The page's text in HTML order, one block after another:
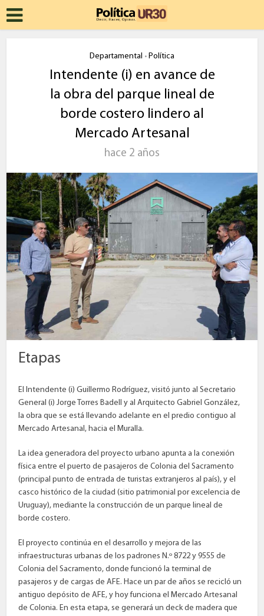
Departamental • Política
Intendente (i) en avance de
la obra del parque lineal de
borde costero lindero al
Mercado Artesanal
hace 2 años
Etapas
El Intendente (i) Guillermo Rodríguez, visitó junto al Secretario
General (i) Jorge Torres Badell y al Arquitecto Gabriel González,
la obra que se está llevando adelante en el predio contiguo al
Mercado Artesanal, hacia el Muralla.
La idea generadora del proyecto urbano apunta a la conexión
física entre el puerto de pasajeros de Colonia del Sacramento
(principal punto de entrada de turistas extranjeros al país), y el
casco histórico de la ciudad (sitio patrimonial por excelencia de
Uruguay), mediante la construcción de un parque lineal de
borde costero.
El proyecto continúa en el desarrollo y mejora de las
infraestructuras urbanas de los padrones N.º 8722 y 9555 de
Colonia del Sacramento, donde funcionó la terminal de
pasajeros y de cargas de AFE. Hace un par de años se recicló un
antiguo depósito de AFE, y hoy funciona el Mercado Artesanal
de Colonia. En esta etapa, se generará un deck de madera que